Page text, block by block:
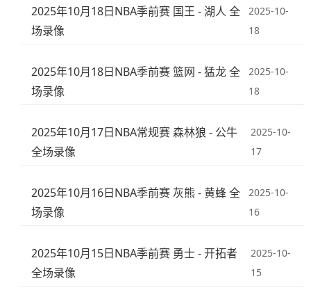
2025年10月18日NBA季前赛 国王 - 湖人 全
场录像
2025-10-
18
2025年10月18日NBA季前赛 篮网 - 猛龙 全
场录像
2025-10-
18
2025年10月17日NBA常规赛 森林狼 - 公牛
全场录像
2025-10-
17
2025年10月16日NBA季前赛 灰熊 - 黄蜂 全
场录像
2025-10-
16
2025年10月15日NBA季前赛 勇士 - 开拓者
全场录像
2025-10-
15